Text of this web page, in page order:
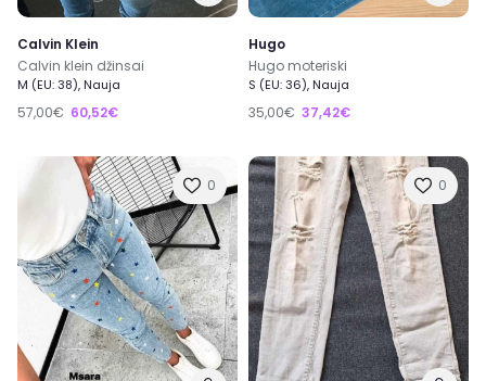
Calvin Klein
Calvin klein džinsai
M (EU: 38), Nauja
57,00€ 60,52€
Hugo
Hugo moteriski
S (EU: 36), Nauja
35,00€ 37,42€
0 0